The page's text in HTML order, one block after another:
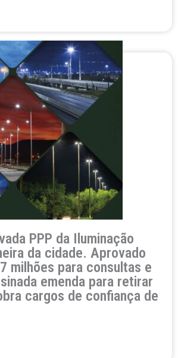
PPP da Iluminação
da cidade. Aprovado
milhões para consultas e
emenda para retirar
cargos de confiança de